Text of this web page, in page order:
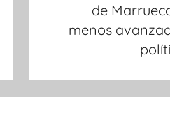
de
menos